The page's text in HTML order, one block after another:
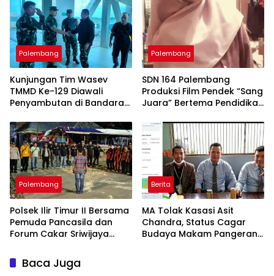
Palembang
Kunjungan Tim Wasev
TMMD Ke-129 Diawali
Penyambutan di Bandara
Palembang
SDN 164 Palembang
Produksi Film Pendek “Sang
Juara” Bertema Pendidikan
Khairunnisah Siap
Tampilkan Akting Terbaik
Palembang
Polsek Ilir Timur II Bersama
Pemuda Pancasila dan
Forum Cakar Sriwijaya
Antisipasi Tawuran dan
Kejahatan Jalanan
Berita
MA Tolak Kasasi Asit
Chandra, Status Cagar
Budaya Makam Pangeran
Baca Juga